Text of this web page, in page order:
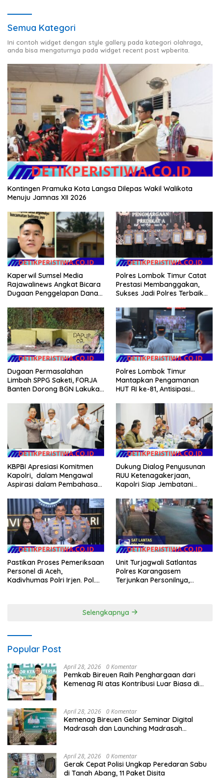
Semua Kategori
Ini contoh widget dengan style gallery pada kategori olahraga,
anda bisa mengaturnya pada widget recent post wpberita.
Kontingen Pramuka Kota Langsa Dilepas Wakil Walikota
Menuju Jamnas XII 2026
Kaperwil Sumsel Media
Rajawalinews Angkat Bicara
Dugaan Penggelapan Dana
Argomulyo Belitang Jaya
Hilang 3 Bulan Bawa
Anggaran Pembangunan
Polres Lombok Timur Catat
Prestasi Membanggakan,
Sukses Jadi Polres Terbaik
NTB
Dugaan Permasalahan
Limbah SPPG Saketi, FORJA
Banten Dorong BGN Lakukan
Polres Lombok Timur
Mantapkan Pengamanan
HUT RI ke-81, Antisipasi
Agenda Kapolri
KBPBI Apresiasi Komitmen
Kapolri, dalam Mengawal
Aspirasi dalam Pembahasan
Dukung Dialog Penyusunan
RUU Ketenagakerjaan,
Kapolri Siap Jembatani
Pastikan Proses Pemeriksaan
Personel di Aceh,
Kadivhumas Polri Irjen. Pol.
Unit Turjagwali Satlantas
Polres Karangasem
Terjunkan Personilnya,
Selengkapnya
Popular Post
April 28, 2026 0 Komentar
Pemkab Bireuen Raih Penghargaan dari
Kemenag RI atas Kontribusi Luar Biasa di
April 28, 2026 0 Komentar
Kemenag Bireuen Gelar Seminar Digital
Madrasah dan Launching Madrasah
April 28, 2026 0 Komentar
Gerak Cepat Polisi Ungkap Peredaran Sabu
di Tanah Abang, 11 Paket Disita